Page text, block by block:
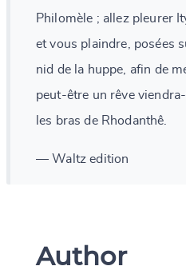
Philomèle ; allez pleurer
et vous plaindre, posées
nid de la huppe, afin de
peut-être un rêve
les bras de Rhodanthê.
— Waltz edition
Author